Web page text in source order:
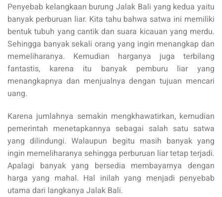
Penyebab kelangkaan burung Jalak Bali yang kedua yaitu
banyak perburuan liar. Kita tahu bahwa satwa ini memiliki
bentuk tubuh yang cantik dan suara kicauan yang merdu.
Sehingga banyak sekali orang yang ingin menangkap dan
memeliharanya. Kemudian harganya juga terbilang
fantastis, karena itu banyak pemburu liar yang
menangkapnya dan menjualnya dengan tujuan mencari
uang.
Karena jumlahnya semakin mengkhawatirkan, kemudian
pemerintah menetapkannya sebagai salah satu satwa
yang dilindungi. Walaupun begitu masih banyak yang
ingin memeliharanya sehingga perburuan liar tetap terjadi.
Apalagi banyak yang bersedia membayarnya dengan
harga yang mahal. Hal inilah yang menjadi penyebab
utama dari langkanya Jalak Bali.